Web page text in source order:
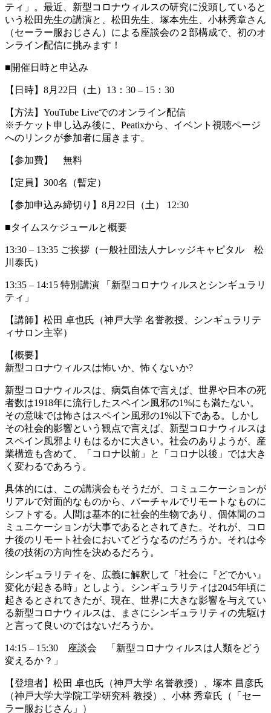
ティ」。最近、新型コロナウィルスの研究に没頭していると
いう松田先生の講演と、松田先生、塚本先生、小林秀章さん
（セーラー服おじさん）による座談会の２部構成で、初のオ
ンライン配信に挑みます！
■開催日時と申込み
【日時】8月22日（土）13：30 – 15：30
【方法】YouTube Liveでのオンライン配信
※チケット申し込み後に、Peatixから、イベント視聴ページ
へのリンクが参加者に届きます。
【参加費】 無料
【定員】300名（暫定）
【参加申込み締切り】8月22日（土） 12:30
■タイムスケジュールと概要
13:30 – 13:35 ご挨拶（一般社団法人ナレッジキャピタル 松
川泰氏）
13:35 – 14:15 特別講演 「新型コロナウィルスとシンギュラリ
ティ」
【講師】松田 卓也氏（神戸大学 名誉教授、シンギュラリテ
ィサロン主宰）
【概要】
新型コロナウィルスは怖いか、怖くないか?
新型コロナウィルスは、病気自体で言えば、世界や日本の死
者数は1918年に流行したスペイン風邪の1%にも満たない。
その意味では怖さはスペイン風邪の1%以下である。しかし
その社会的影響という観点で言えば、新型コロナウィルスは
スペイン風邪よりもはるかに大きい。社会のありようが、産
業構造も含めて、「コロナ以前」と「コロナ以後」では大き
く変わるであろう。
具体的には、この講演会もそうだが、コミュニケーションが
リアルで対面的なものから、バーチャルでリモートなものに
シフトする。人間は基本的に社会的生物であり、個体間のコ
ミュニケーションが大事であるとされてきた。それが、コロ
ナ後のリモート社会においてどうなるのだろうか。それは今
後の技術の方向性を決めるだろう。
シンギュラリティを、広義に解釈して「社会に『どでかい』
変化が起きる時」としよう。シンギュラリティは2045年頃に
起きるとされてきたが、現在、世界に大きな影響を与えてい
る新型コロナウィルスは、まさにシンギュラリティの先駆け
と言って良いのではないだろうか。
14:15 – 15:30 座談会 「新型コロナウィルスは人類をどう
変えるか？」
【登壇者】松田 卓也氏（神戸大学 名誉教授）、塚本 昌彦氏
（神戸大学大学院工学研究科 教授）、小林 秀章氏（「セー
ラー服おじさん」）